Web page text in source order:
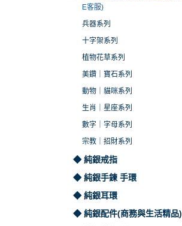
E客服)
兵器系列
十字架系列
植物花草系列
美鑽｜寶石系列
動物｜貓咪系列
生肖｜星座系列
數字｜字母系列
宗教｜招財系列
◆ 純銀戒指
◆ 純銀手鍊 手環
◆ 純銀耳環
◆ 純銀配件(商務與生活精品)